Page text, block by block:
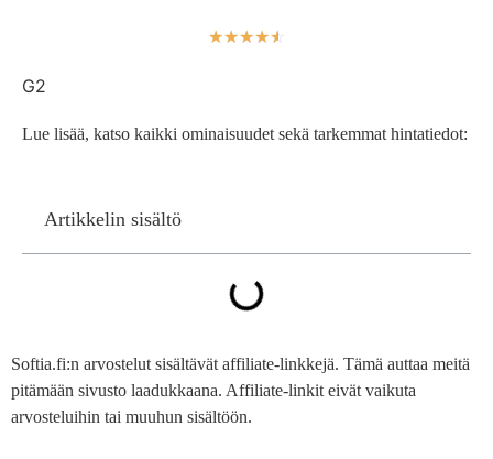
Artikkelin sisältö
☆☆☆☆☆
G2
Lue lisää, katso kaikki ominaisuudet sekä tarkemmat hintatiedot:
Softia.fi:n arvostelut sisältävät affiliate-linkkejä. Tämä auttaa meitä
pitämään sivusto laadukkaana. Affiliate-linkit eivät vaikuta
arvosteluihin tai muuhun sisältöön.